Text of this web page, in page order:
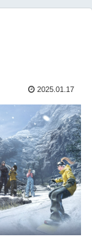
2025.01.17